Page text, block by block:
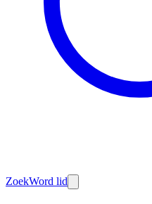
ZoekWord lid